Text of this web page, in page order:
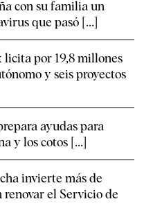
con su familia un
que pasó [...]
licita por 19,8 millones
y seis proyectos
ayudas para
y los cotos [...]
invierte más de
renovar el Servicio de